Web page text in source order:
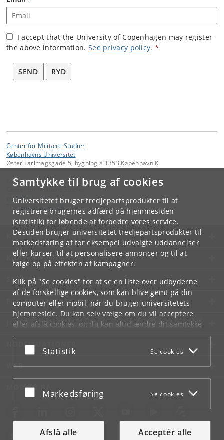
Samtykke til brug af cookies
Universitetet bruger tredjepartsprodukter til at
registrere brugernes adfærd på hjemmesiden
(statistik) for løbende at forbedre vores service.
Desuden bruger universitetet tredjepartsprodukter til
markedsføring af for eksempel udvalgte uddannelser
eller kurser, til at personalisere annoncer og til at
følge op på effekten af kampagner.
Klik på "Se cookies" for at se en liste over udbyderne
af de forskellige cookies, som kan blive gemt på din
computer eller mobil, når du bruger universitetets
hjemmeside. Du kan selv vælge om du vil acceptere
eller afslå cookies, og du kan altid ændre dit samtykke
underCookie- og privatlivspolitiksom du finder i
bunden af hver side.
Acceptér eller afslå
Statistik Se cookies
Acceptér eller afslå
Markedsføring Se cookies
Afslå alle Acceptér alle
I accept that the University of Copenhagen may register
the above information. See privacy policy. *
SEND RYD
Center for Militære Studier
Københavns Universitet
Øster Farimagsgade 5, bygning 8 1353 København K.
Kontakt:
Center for Militære Studier
cms@ifs. ku.dk
KØBENHAVNS UNIVERSITET
KONTAKT
SERVICES
FOR STUDERENDE OG ANSATTE
JOB OG KARRIERE
NØDSITUATIONER
WEB
MØD KU PÅ